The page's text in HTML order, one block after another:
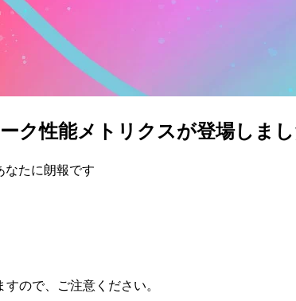
ク性能メトリクスが登場しま
たに朗報です
ので、ご注意ください。